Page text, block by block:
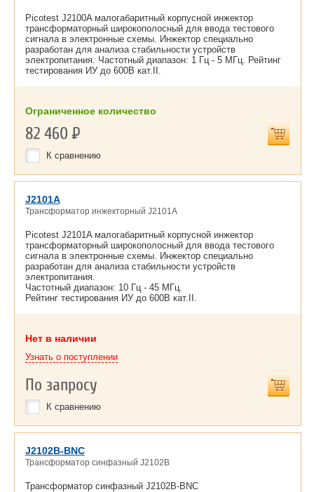
Picotest J2100A малогабаритный корпусной инжектор
трансформаторный широкополосный для ввода тестового
сигнала в электронные схемы. Инжектор специально
разработан для анализа стабильности устройств
электропитания. Частотный диапазон: 1 Гц - 5 МГц. Рейтинг
тестирования ИУ до 600В кат.II.
Ограниченное количество
82 460Р
К сравнению
J2101A
Трансформатор инжекторный J2101A
Picotest J2101A малогабаритный корпусной инжектор
трансформаторный широкополосный для ввода тестового
сигнала в электронные схемы. Инжектор специально
разработан для анализа стабильности устройств
электропитания.
Частотный диапазон: 10 Гц - 45 МГц.
Рейтинг тестирования ИУ до 600В кат.II.
Нет в наличии
Узнать о поступлении
По запросу
К сравнению
J2102B-BNC
Трансформатор синфазный J2102B
Трансформатор синфазный J2102B-BNC